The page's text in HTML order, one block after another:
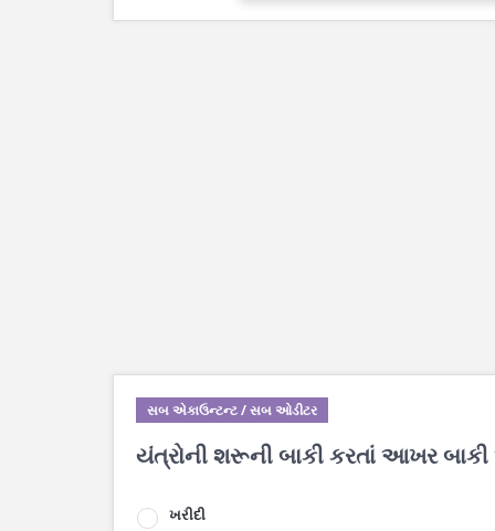
સબ એકાઉન્ટન્ટ / સબ ઓડીટર
યંત્રોની શરૂની બાકી કરતાં આખર
ખરીદી